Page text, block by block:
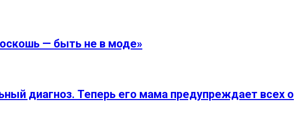
— быть не в моде»
диагноз. Теперь его мама предупреждает всех о